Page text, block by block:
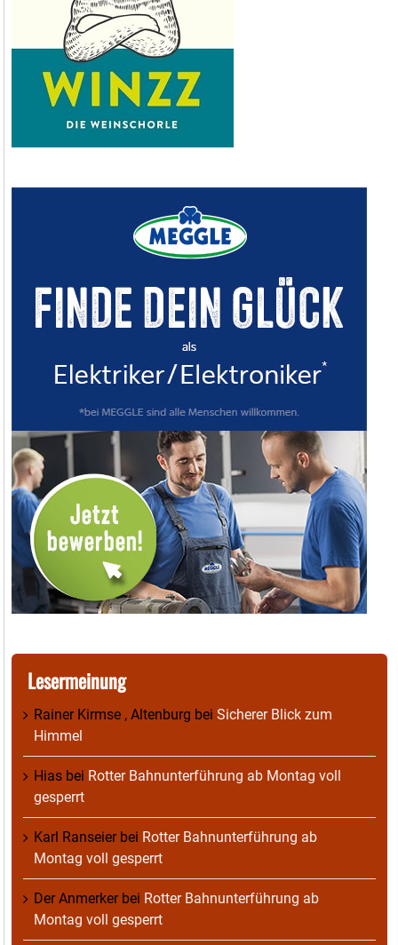
Lesermeinung
Rainer Kirmse , Altenburg bei Sicherer Blick zum
Himmel
Hias bei Rotter Bahnunterführung ab Montag voll
gesperrt
Karl Ranseierbei Rotter Bahnunterführung ab
Montag voll gesperrt
Der Anmerkerbei Rotter Bahnunterführung ab
Montag voll gesperrt